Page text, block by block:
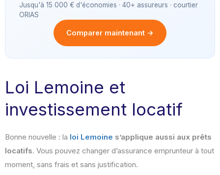
Jusqu'à 15 000 € d'économies · 40+ assureurs · courtier
ORIAS
Comparer maintenant →
Loi Lemoine et
investissement locatif
Bonne nouvelle : la loi Lemoine s’applique aussi aux prêts
locatifs. Vous pouvez changer d’assurance emprunteur à tout
moment, sans frais et sans justification.